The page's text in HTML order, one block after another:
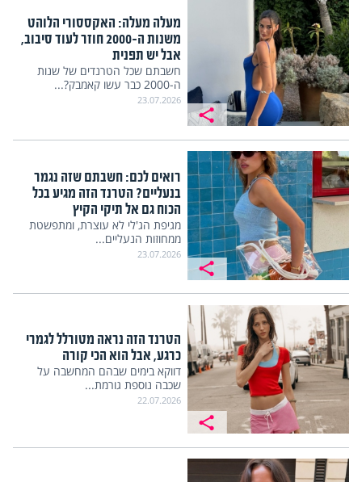
מעלה מעלה: האקססורי הלוהט
משנות ה-2000 חוזר לעוד סיבוב,
אבל יש תפנית
חשבתם שכל הטרנדים של שנות
ה-2000 כבר עשו קאמבק?...
23.07.2026
רואים לכם: חשבתם שזה נגמר
בנעליים? הטרנד הזה מגיע בכל
הכוח גם אל תיקי הקיץ
מגיפת הג'לי לא עוצרת, ומתפשטת
ממחוזות הנעליים...
23.07.2026
הטרנד הזה נראה מטורלל לגמרי
כרגע, אבל הוא הכי קורה
דווקא בימים שבהם המחשבה על
שכבה נוספת גורמת...
22.07.2026